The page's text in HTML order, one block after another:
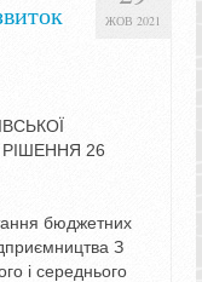
ЖОВ 2021
26
бюджетних
З
і середнього